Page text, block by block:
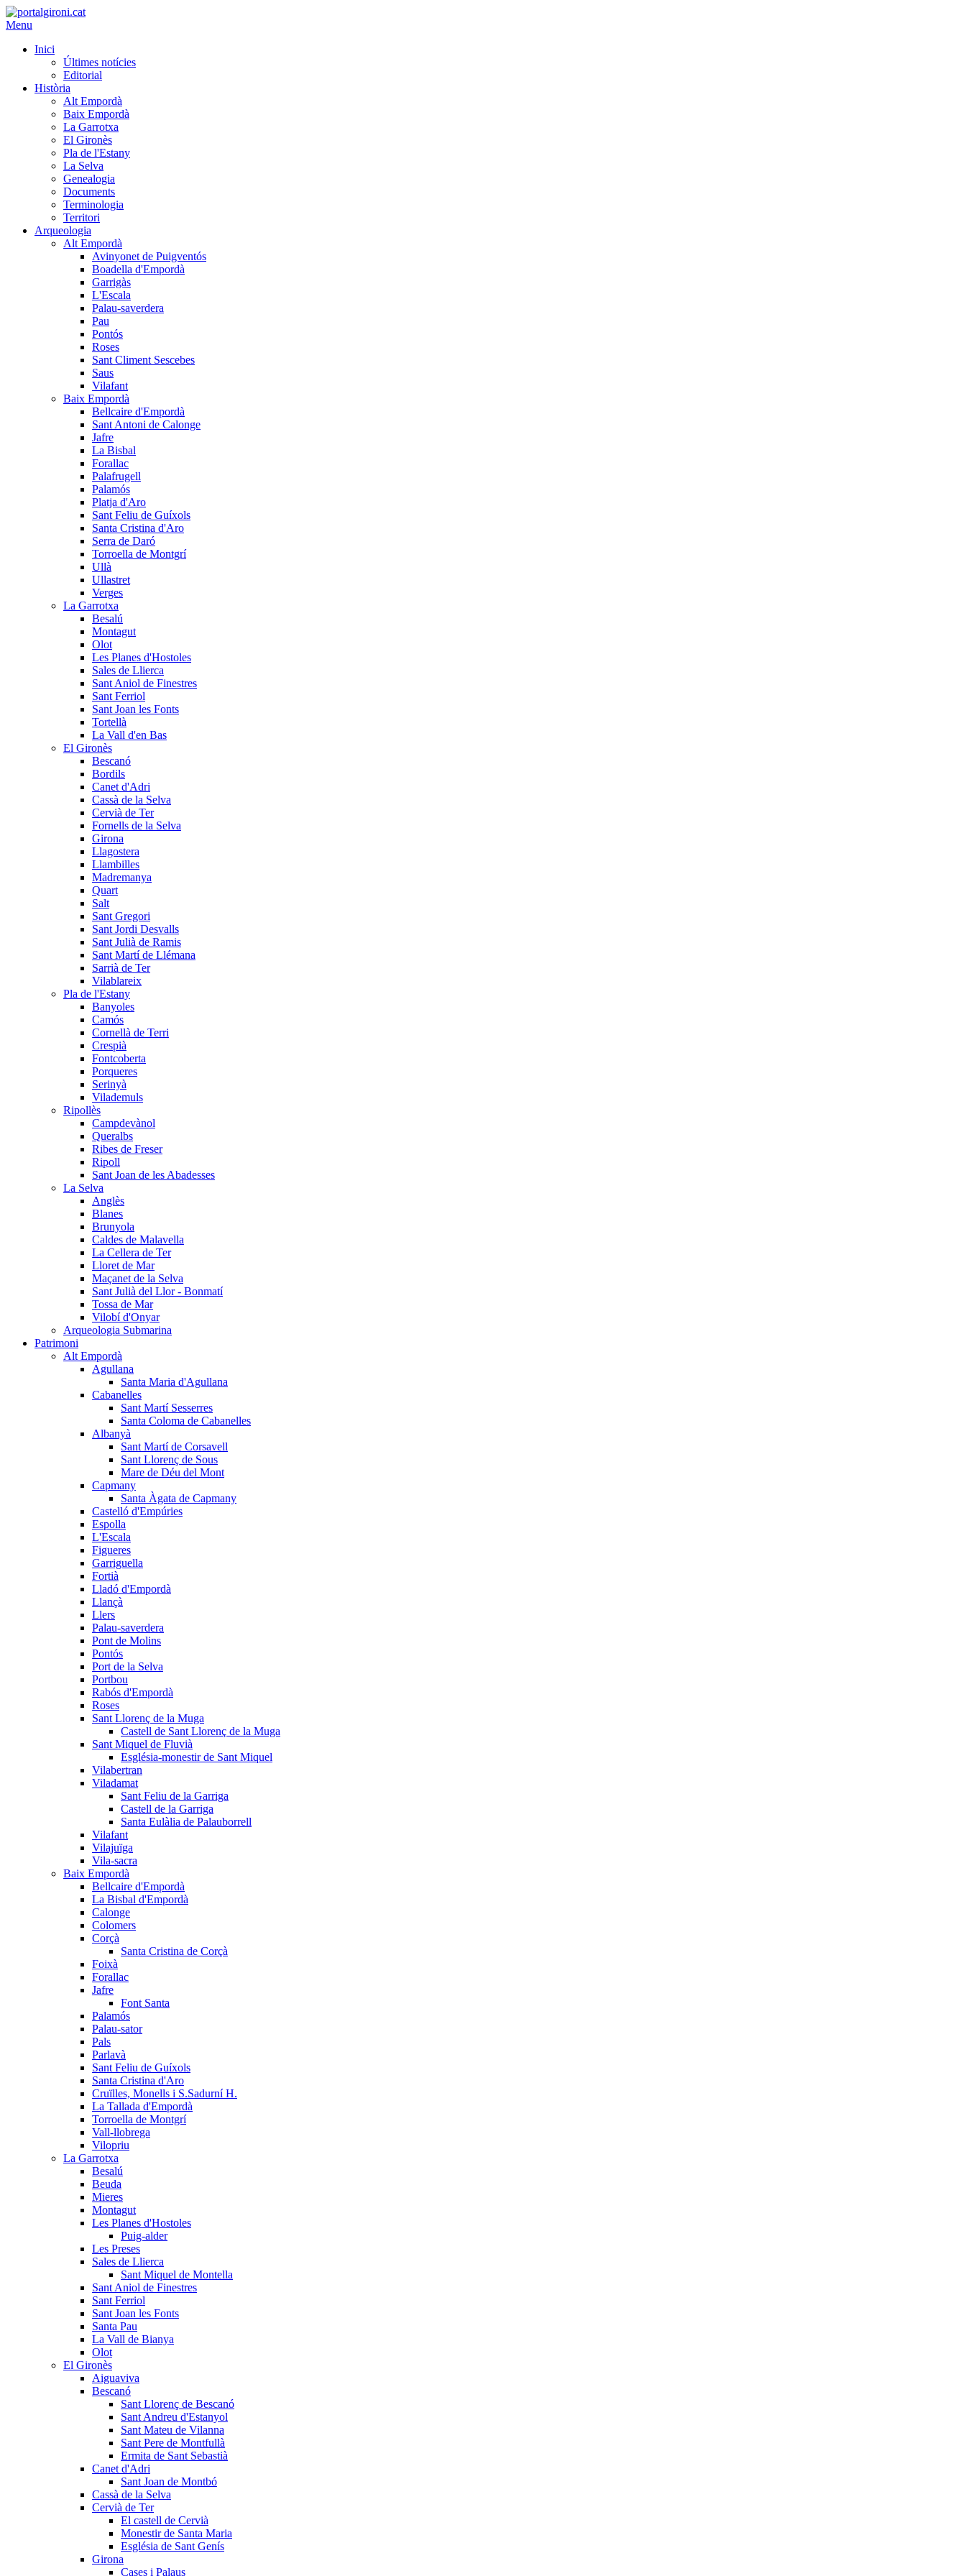
Menu
Inici
Últimes notícies
Editorial
Història
Alt Empordà
Baix Empordà
La Garrotxa
El Gironès
Pla de l'Estany
La Selva
Genealogia
Documents
Terminologia
Territori
Arqueologia
Alt Empordà
Avinyonet de Puigventós
Boadella d'Empordà
Garrigàs
L'Escala
Palau-saverdera
Pau
Pontós
Roses
Sant Climent Sescebes
Saus
Vilafant
Baix Empordà
Bellcaire d'Empordà
Sant Antoni de Calonge
Jafre
La Bisbal
Forallac
Palafrugell
Palamós
Platja d'Aro
Sant Feliu de Guíxols
Santa Cristina d'Aro
Serra de Daró
Torroella de Montgrí
Ullà
Ullastret
Verges
La Garrotxa
Besalú
Montagut
Olot
Les Planes d'Hostoles
Sales de Llierca
Sant Aniol de Finestres
Sant Ferriol
Sant Joan les Fonts
Tortellà
La Vall d'en Bas
El Gironès
Bescanó
Bordils
Canet d'Adri
Cassà de la Selva
Cervià de Ter
Fornells de la Selva
Girona
Llagostera
Llambilles
Madremanya
Quart
Salt
Sant Gregori
Sant Jordi Desvalls
Sant Julià de Ramis
Sant Martí de Llémana
Sarrià de Ter
Vilablareix
Pla de l'Estany
Banyoles
Camós
Cornellà de Terri
Crespià
Fontcoberta
Porqueres
Serinyà
Vilademuls
Ripollès
Campdevànol
Queralbs
Ribes de Freser
Ripoll
Sant Joan de les Abadesses
La Selva
Anglès
Blanes
Brunyola
Caldes de Malavella
La Cellera de Ter
Lloret de Mar
Maçanet de la Selva
Sant Julià del Llor - Bonmatí
Tossa de Mar
Vilobí d'Onyar
Arqueologia Submarina
Patrimoni
Alt Empordà
Agullana
Santa Maria d'Agullana
Cabanelles
Sant Martí Sesserres
Santa Coloma de Cabanelles
Albanyà
Sant Martí de Corsavell
Sant Llorenç de Sous
Mare de Déu del Mont
Capmany
Santa Àgata de Capmany
Castelló d'Empúries
Espolla
L'Escala
Figueres
Garriguella
Fortià
Lladó d'Empordà
Llançà
Llers
Palau-saverdera
Pont de Molins
Pontós
Port de la Selva
Portbou
Rabós d'Empordà
Roses
Sant Llorenç de la Muga
Castell de Sant Llorenç de la Muga
Sant Miquel de Fluvià
Església-monestir de Sant Miquel
Vilabertran
Viladamat
Sant Feliu de la Garriga
Castell de la Garriga
Santa Eulàlia de Palauborrell
Vilafant
Vilajuïga
Vila-sacra
Baix Empordà
Bellcaire d'Empordà
La Bisbal d'Empordà
Calonge
Colomers
Corçà
Santa Cristina de Corçà
Foixà
Forallac
Jafre
Font Santa
Palamós
Palau-sator
Pals
Parlavà
Sant Feliu de Guíxols
Santa Cristina d'Aro
Cruïlles, Monells i S.Sadurní H.
La Tallada d'Empordà
Torroella de Montgrí
Vall-llobrega
Vilopriu
La Garrotxa
Besalú
Beuda
Mieres
Montagut
Les Planes d'Hostoles
Puig-alder
Les Preses
Sales de Llierca
Sant Miquel de Montella
Sant Aniol de Finestres
Sant Ferriol
Sant Joan les Fonts
Santa Pau
La Vall de Bianya
Olot
El Gironès
Aiguaviva
Bescanó
Sant Llorenç de Bescanó
Sant Andreu d'Estanyol
Sant Mateu de Vilanna
Sant Pere de Montfullà
Ermita de Sant Sebastià
Canet d'Adri
Sant Joan de Montbó
Cassà de la Selva
Cervià de Ter
El castell de Cervià
Monestir de Santa Maria
Església de Sant Genís
Girona
Cases i Palaus